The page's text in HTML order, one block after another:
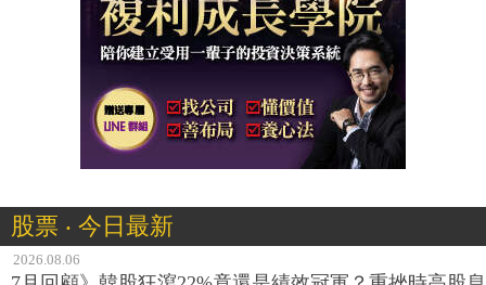
股票 ‧ 今日最新
2026.08.06